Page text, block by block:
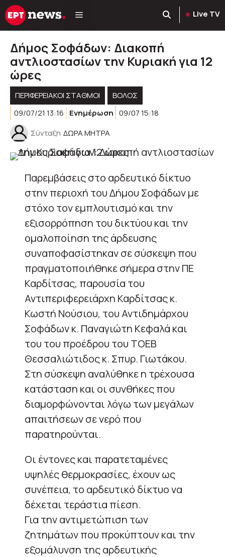
Μετάβαση
σε
Live TV
Δήμος Σοφάδων: Διακοπή
αντλιοστασίων την Κυριακή για 12
ώρες
ΠΕΡΙΦΕΡΕΙΑΚΟΊ ΣΤΑΘΜΟΊ
ΒΟΛΟΣ
09/07/21 13:16
Ενημέρωση 09/07 15:18
Σύνταξη ΔΩΡΑ ΜΗΤΡΑ
Παρεμβάσεις στο αρδευτικό δίκτυο
στην περιοχή του Δήμου Σοφάδων με
στόχο τον εμπλουτισμό και την
εξισορρόπηση του δικτύου και την
ομαλοποίηση της άρδευσης
συναποφασίστηκαν σε σύσκεψη που
πραγματοποιήθηκε σήμερα στην ΠΕ
Καρδίτσας, παρουσία του
Αντιπεριφερειάρχη Καρδίτσας κ.
Κωστή Νούσιου, του Αντιδημάρχου
Σοφάδων κ. Παναγιώτη Κεφαλά και
του του προέδρου του ΤΟΕΒ
Θεσσαλιώτιδος κ. Σπυρ. Γιωτάκου.
Στη σύσκεψη αναλύθηκε η τρέχουσα
κατάσταση και οι συνθήκες που
διαμορφώνονται λόγω των μεγάλων
απαιτήσεων σε νερό που
παρατηρούνται.
Οι έντονες και παρατεταμένες
υψηλές θερμοκρασίες, έχουν ως
συνέπεια, το αρδευτικό δίκτυο να
δέχεται τεράστια πίεση.
Για την αντιμετώπιση των
ζητημάτων που προκύπτουν και την
εξομάλυνση της αρδευτικής